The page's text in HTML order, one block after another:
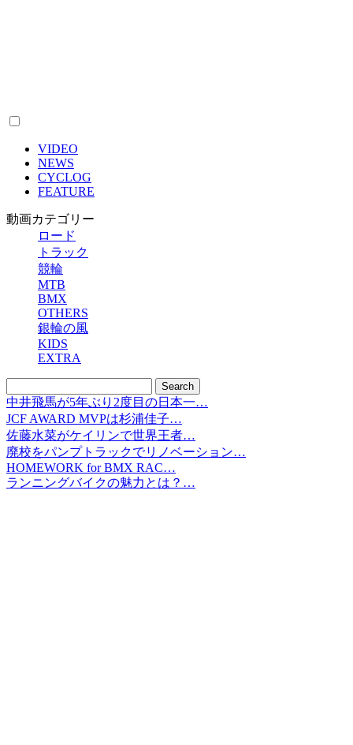
VIDEO
NEWS
CYCLOG
FEATURE
動画カテゴリー
ロード
トラック
競輪
MTB
BMX
OTHERS
銀輪の風
KIDS
EXTRA
中井飛馬が5年ぶり2度目の日本一…
JCF AWARD MVPは杉浦佳子…
佐藤水菜がケイリンで世界王者…
廃校をパンプトラックでリノベーション…
HOMEWORK for BMX RAC…
ランニングバイクの魅力とは？…